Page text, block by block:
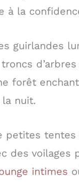
à la
guirlandes
forêt
nuit.
petites tentes
des voilages
intimes